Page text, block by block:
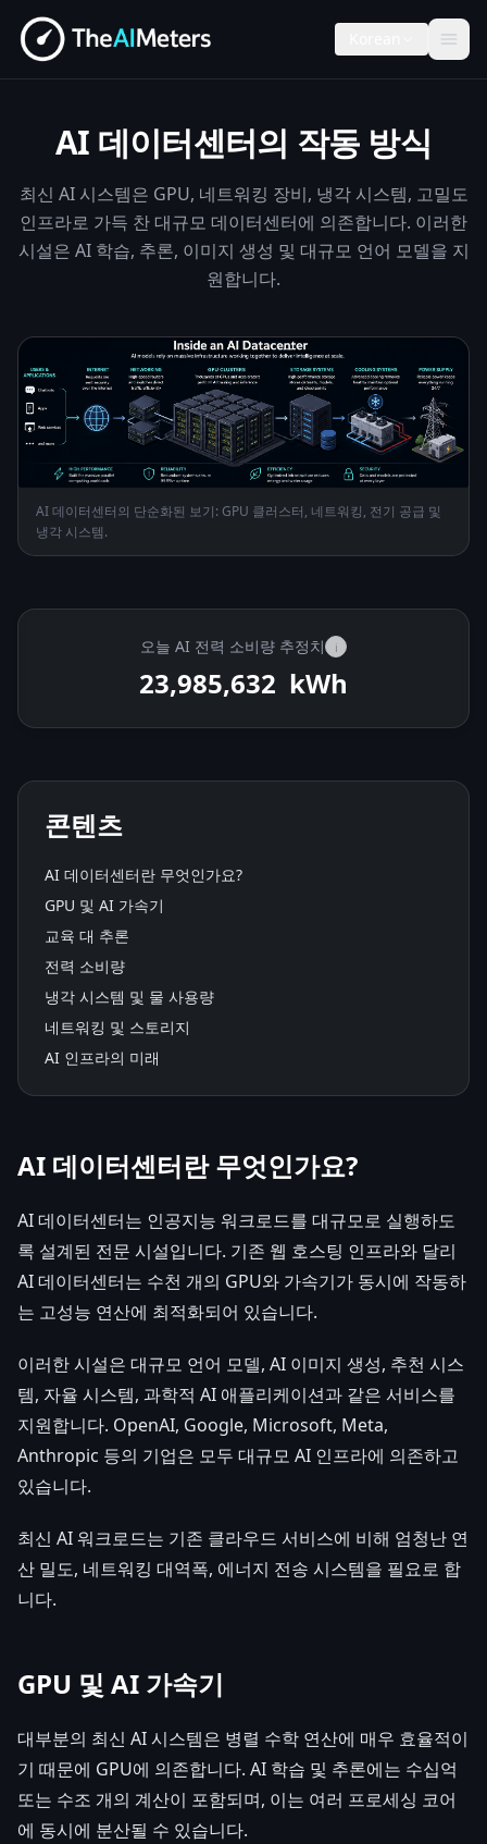
AI 데이터센터의 작동 방식
최신 AI 시스템은 GPU, 네트워킹 장비, 냉각 시스템, 고밀도
인프라로 가득 찬 대규모 데이터센터에 의존합니다. 이러한
시설은 AI 학습, 추론, 이미지 생성 및 대규모 언어 모델을 지
원합니다.
AI 데이터센터의 단순화된 보기: GPU 클러스터, 네트워킹, 전기 공급 및
냉각 시스템.
오늘 AI 전력 소비량 추정치 i
23,986,646 kWh
콘텐츠
AI 데이터센터란 무엇인가요?
GPU 및 AI 가속기
교육 대 추론
전력 소비량
냉각 시스템 및 물 사용량
네트워킹 및 스토리지
AI 인프라의 미래
AI 데이터센터란 무엇인가요?
AI 데이터센터는 인공지능 워크로드를 대규모로 실행하도
록 설계된 전문 시설입니다. 기존 웹 호스팅 인프라와 달리
AI 데이터센터는 수천 개의 GPU와 가속기가 동시에 작동하
는 고성능 연산에 최적화되어 있습니다.
이러한 시설은 대규모 언어 모델, AI 이미지 생성, 추천 시스
템, 자율 시스템, 과학적 AI 애플리케이션과 같은 서비스를
지원합니다. OpenAI, Google, Microsoft, Meta,
Anthropic 등의 기업은 모두 대규모 AI 인프라에 의존하고
있습니다.
최신 AI 워크로드는 기존 클라우드 서비스에 비해 엄청난 연
산 밀도, 네트워킹 대역폭, 에너지 전송 시스템을 필요로 합
니다.
GPU 및 AI 가속기
대부분의 최신 AI 시스템은 병렬 수학 연산에 매우 효율적이
기 때문에 GPU에 의존합니다. AI 학습 및 추론에는 수십억
또는 수조 개의 계산이 포함되며, 이는 여러 프로세싱 코어
에 동시에 분산될 수 있습니다.